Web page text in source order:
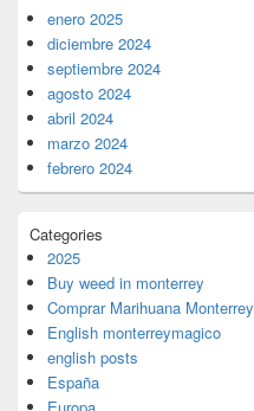
enero 2025
diciembre 2024
septiembre 2024
agosto 2024
abril 2024
marzo 2024
febrero 2024
Categories
2025
Buy weed in monterrey
Comprar Marihuana Monterrey
English monterreymagico
english posts
España